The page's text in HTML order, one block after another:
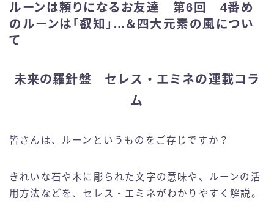
ルーンは頼りになるお友達 第6回 4番め
のルーンは「叡知」…＆四大元素の風につい
て
未来の羅針盤 セレス・エミネの連載コラ
ム
皆さんは、ルーンというものをご存じですか？
きれいな石や木に彫られた文字の意味や、ルーンの活
用方法などを、セレス・エミネがわかりやすく解説。